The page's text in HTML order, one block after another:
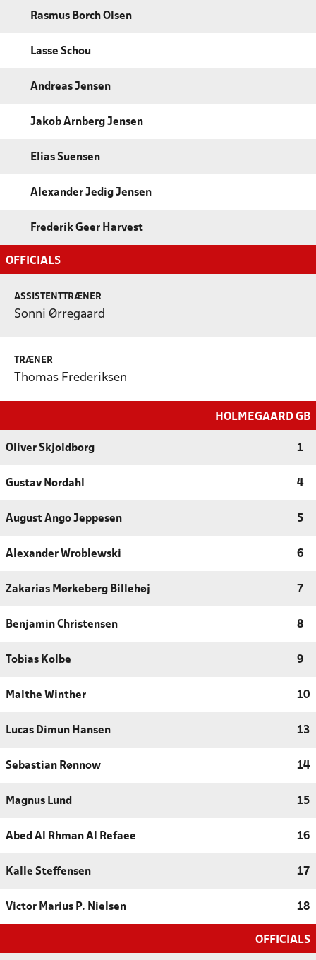
Rasmus Borch Olsen
Lasse Schou
Andreas Jensen
Jakob Arnberg Jensen
Elias Suensen
Alexander Jedig Jensen
Frederik Geer Harvest
OFFICIALS
ASSISTENTTRÆNER
Sonni Ørregaard
TRÆNER
Thomas Frederiksen
HOLMEGAARD GB
Oliver Skjoldborg 1
Gustav Nordahl 4
August Ango Jeppesen 5
Alexander Wroblewski 6
Zakarias Mørkeberg Billehøj 7
Benjamin Christensen 8
Tobias Kolbe 9
Malthe Winther 10
Lucas Dimun Hansen 13
Sebastian Rønnow 14
Magnus Lund 15
Abed Al Rhman Al Refaee 16
Kalle Steffensen 17
Victor Marius P. Nielsen 18
OFFICIALS